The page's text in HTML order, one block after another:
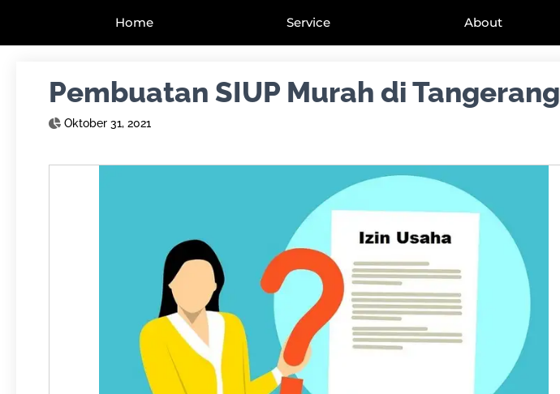
Home Service About
Pembuatan SIUP Murah di Tangerang
Oktober 31, 2021